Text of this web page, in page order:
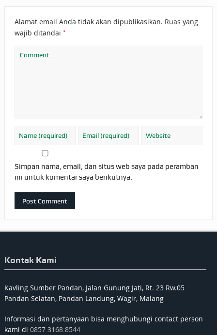
Alamat email Anda tidak akan dipublikasikan. Ruas yang
wajib ditandai *
Simpan nama, email, dan situs web saya pada peramban
ini untuk komentar saya berikutnya.
Kontak Kami
Kavling Sumber Pandan, Jalan Gunung Jati, Rt. 23 Rw.05
Pandan Selatan, Pandan Landung, Wagir, Malang
Informasi dan pertanyaan bisa menghubungi contact person
kami di 0857 3168 8544